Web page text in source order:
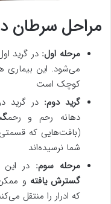
مراحل سرطان
مرحله اول: در گرید
می‌شود. این بیماری
کوچک است
گرید دوم: در گرید
دهانه رحم و رحم
(بافت‌هایی که
شما نرسیده‌اند
مرحله سوم: در
گسترش یافته و
که ادرار را منتقل